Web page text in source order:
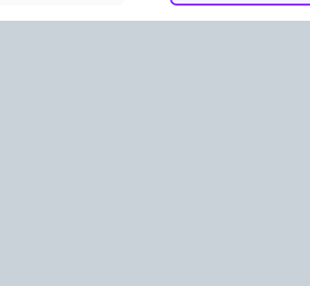
Metropolitan